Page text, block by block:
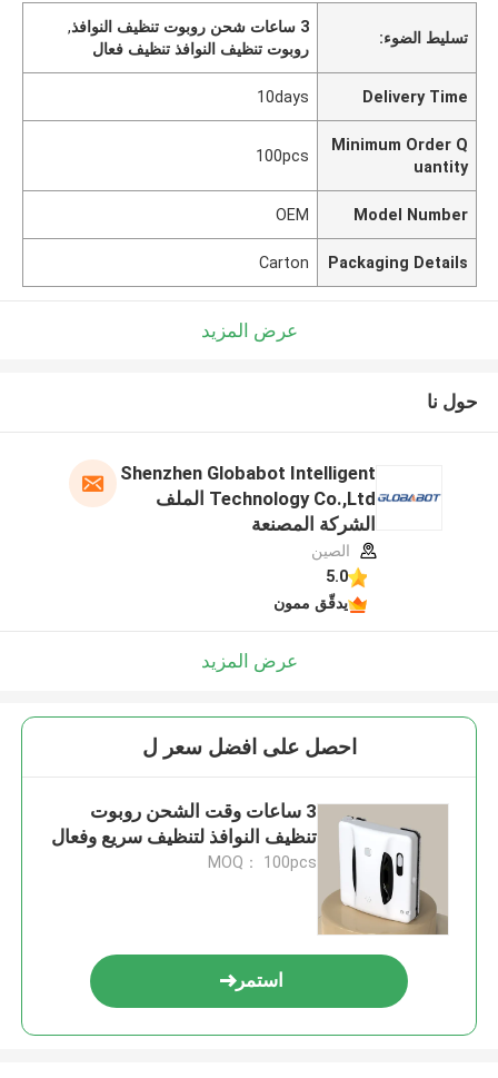
تسليط الضوء:
3 ساعات شحن روبوت تنظيف النوافذ
,
روبوت تنظيف النوافذ تنظيف فعال
Delivery Time
10days
Minimum Order Q
uantity
100pcs
Model Number
OEM
Packaging Details
Carton
عرض المزيد
حول نا
Shenzhen Globabot Intelligent
Technology Co.,Ltd الملف
الشركة المصنعة
الصين
5.0
يدقّق ممون
عرض المزيد
احصل على افضل سعر ل
3 ساعات وقت الشحن روبوت
تنظيف النوافذ لتنظيف سريع وفعال
MOQ： 100pcs
استمر